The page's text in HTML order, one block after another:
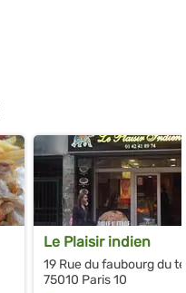
Le Plaisir indien
19 Rue du faubourg du
75010 Paris 10